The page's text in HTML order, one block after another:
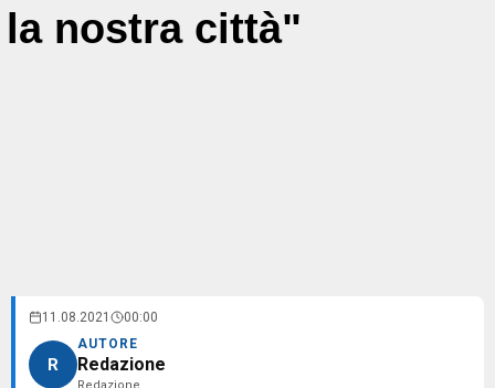
la nostra città"
11.08.2021 00:00
R
AUTORE
Redazione